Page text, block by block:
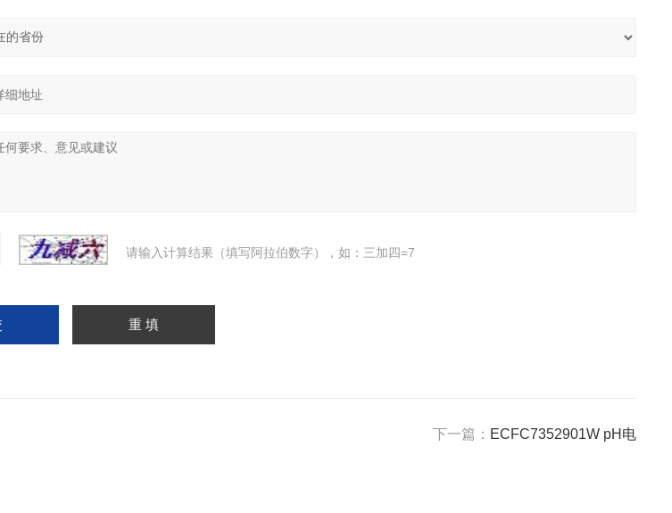
请输入计算结果（填写阿拉伯数字），如：三加四=7
下一篇： ECFC7352901W pH电